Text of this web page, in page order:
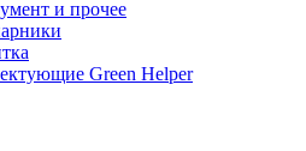
и прочее
Green Helper